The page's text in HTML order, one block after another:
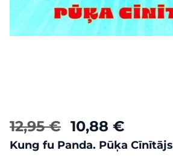
12,95 € 10,88 €
Kung fu Panda. Pūķa Cīnītājs